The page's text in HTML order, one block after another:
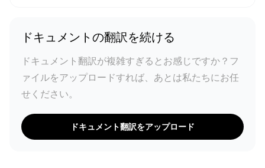
ドキュメントの翻訳を続ける
ドキュメント翻訳が複雑すぎるとお感じですか？フ
ァイルをアップロードすれば、あとは私たちにお任
せください。
ドキュメント翻訳をアップロード